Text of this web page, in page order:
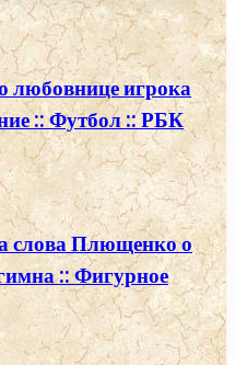
любовнице игрока
:: Футбол :: РБК
слова Плющенко о
:: Фигурное